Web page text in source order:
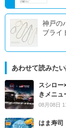
神戸の
ブライ
あわせて読みた
スシロー
きメニュ
08月08日
はま寿司